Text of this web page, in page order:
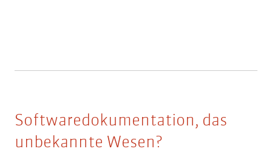
Softwaredokumentation, das
unbekannte Wesen?